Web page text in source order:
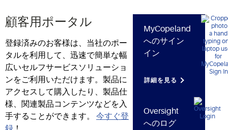
顧客用ポータル
登録済みのお客様は、当社のポー
タルを利用して、迅速で簡単な幅
広いセルフサービスソリューショ
ンをご利用いただけます。製品に
アクセスして購入したり、製品仕
様、関連製品コンテンツなどを入
手することができます。 今すぐ登
MyCopeland
へのサイン
イン
詳細を見る
Oversight
へのログ